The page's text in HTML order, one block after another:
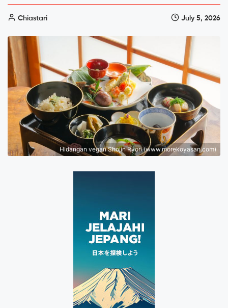
Chiastari July 5, 2026
Hidangan vegan Shojin Ryori (www.morekoyasan.com)